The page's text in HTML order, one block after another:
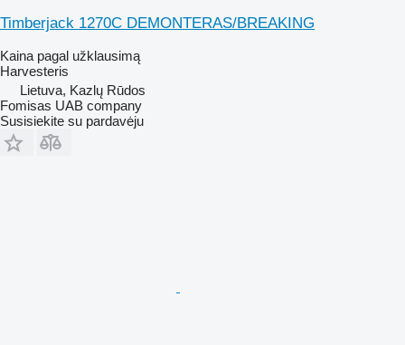
Timberjack 1270C DEMONTERAS/BREAKING
Kaina pagal užklausimą
Harvesteris
Lietuva, Kazlų Rūdos
Fomisas UAB company
Susisiekite su pardavėju